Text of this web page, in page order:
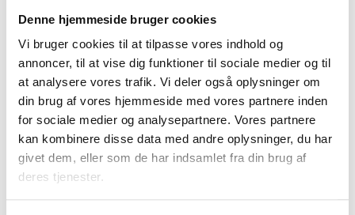
Denne hjemmeside bruger cookies
Vi bruger cookies til at tilpasse vores indhold og
annoncer, til at vise dig funktioner til sociale medier og til
at analysere vores trafik. Vi deler også oplysninger om
din brug af vores hjemmeside med vores partnere inden
for sociale medier og analysepartnere. Vores partnere
kan kombinere disse data med andre oplysninger, du har
givet dem, eller som de har indsamlet fra din brug af
deres tjenester.
dokumenteres i form af en såkaldt direktørfuldmagt, hvor
bestyrelsen bemyndiger en eller flere navngivne personer
til som direktion at underskrive alle de dokumenter o.l. som
kræver direktionens medunderskrift.
Et eksempel på en sådan fuldmagt vedlægges til yderligere
orientering og evt. brug.
Med venlig hilsen
Preben Mathiesen / Claus Pedersen